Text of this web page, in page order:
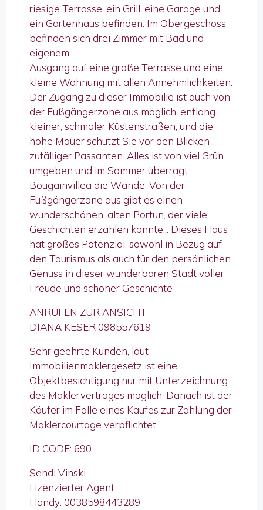
riesige Terrasse, ein Grill, eine Garage und
ein Gartenhaus befinden. Im Obergeschoss
befinden sich drei Zimmer mit Bad und
eigenem
Ausgang auf eine große Terrasse und eine
kleine Wohnung mit allen Annehmlichkeiten.
Der Zugang zu dieser Immobilie ist auch von
der Fußgängerzone aus möglich, entlang
kleiner, schmaler Küstenstraßen, und die
hohe Mauer schützt Sie vor den Blicken
zufälliger Passanten. Alles ist von viel Grün
umgeben und im Sommer überragt
Bougainvillea die Wände. Von der
Fußgängerzone aus gibt es einen
wunderschönen, alten Portun, der viele
Geschichten erzählen könnte... Dieses Haus
hat großes Potenzial, sowohl in Bezug auf
den Tourismus als auch für den persönlichen
Genuss in dieser wunderbaren Stadt voller
Freude und schöner Geschichte .
ANRUFEN ZUR ANSICHT:
DIANA KESER 098557619
Sehr geehrte Kunden, laut
Immobilienmaklergesetz ist eine
Objektbesichtigung nur mit Unterzeichnung
des Maklervertrages möglich. Danach ist der
Käufer im Falle eines Kaufes zur Zahlung der
Maklercourtage verpflichtet.
ID CODE: 690
Sendi Vinski
Lizenzierter Agent
Handy: 0038598443289